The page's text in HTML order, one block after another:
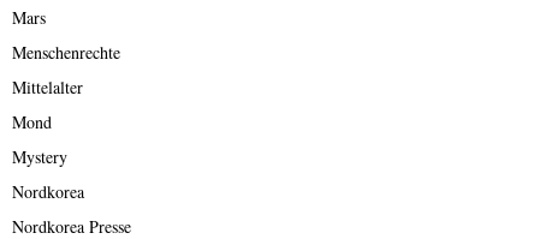
Mars
Menschenrechte
Mittelalter
Mond
Mystery
Nordkorea
Nordkorea Presse